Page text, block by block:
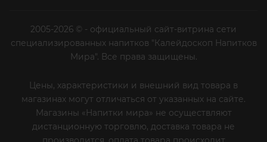
2005-2026 © - официальный сайт-витрина сети
специализированных напитков "Калейдоскоп Напитков
Мира". Все права защищены.
Цены, характеристики и внешний вид товара в
магазинах могут отличаться от указанных на сайте.
Магазины «Напитки мира» не осуществляют
дистанционную торговлю, доставка товара не